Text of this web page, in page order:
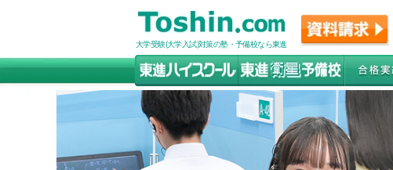
大学受験(大学入試)対策の塾・予備校なら東進